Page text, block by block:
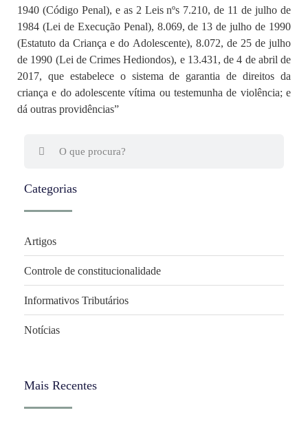
1940 (Código Penal), e as 2 Leis nºs 7.210, de 11 de julho de
1984 (Lei de Execução Penal), 8.069, de 13 de julho de 1990
(Estatuto da Criança e do Adolescente), 8.072, de 25 de julho
de 1990 (Lei de Crimes Hediondos), e 13.431, de 4 de abril de
2017, que estabelece o sistema de garantia de direitos da
criança e do adolescente vítima ou testemunha de violência; e
dá outras providências”
Categorias
Artigos
Controle de constitucionalidade
Informativos Tributários
Notícias
Mais Recentes